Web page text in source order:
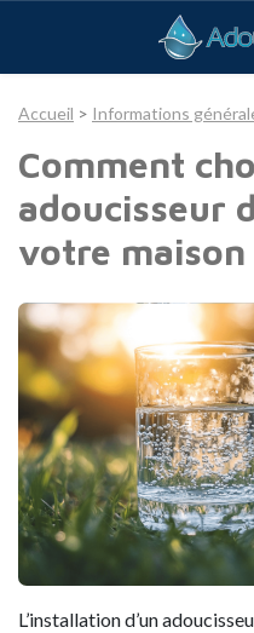
Accueil > Informations
Comment
adoucisseur
votre maison
L’installation d’un